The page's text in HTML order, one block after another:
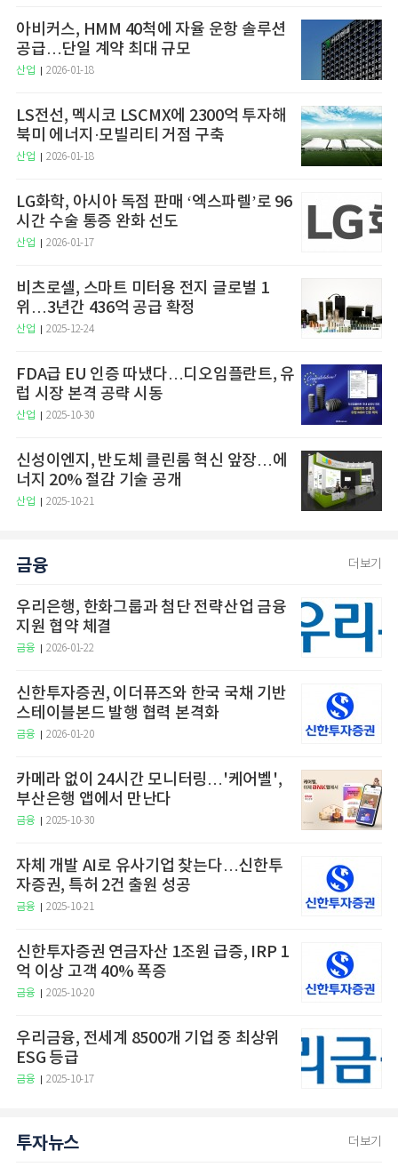
아비커스, HMM 40척에 자율 운항 솔루션
공급…단일 계약 최대 규모
산업 2026-01-18
LS전선, 멕시코 LSCMX에 2300억 투자해
북미 에너지·모빌리티 거점 구축
산업 2026-01-18
LG화학, 아시아 독점 판매 ‘엑스파렐’로 96
시간 수술 통증 완화 선도
산업 2026-01-17
비츠로셀, 스마트 미터용 전지 글로벌 1
위…3년간 436억 공급 확정
산업 2025-12-24
FDA급 EU 인증 따냈다…디오임플란트, 유
럽 시장 본격 공략 시동
산업 2025-10-30
신성이엔지, 반도체 클린룸 혁신 앞장…에
너지 20% 절감 기술 공개
산업 2025-10-21
금융 더보기
우리은행, 한화그룹과 첨단 전략산업 금융
지원 협약 체결
금융 2026-01-22
신한투자증권, 이더퓨즈와 한국 국채 기반
스테이블본드 발행 협력 본격화
금융 2026-01-20
카메라 없이 24시간 모니터링…'케어벨',
부산은행 앱에서 만난다
금융 2025-10-30
자체 개발 AI로 유사기업 찾는다…신한투
자증권, 특허 2건 출원 성공
금융 2025-10-21
신한투자증권 연금자산 1조원 급증, IRP 1
억 이상 고객 40% 폭증
금융 2025-10-20
우리금융, 전세계 8500개 기업 중 최상위
ESG 등급
금융 2025-10-17
투자뉴스 더보기